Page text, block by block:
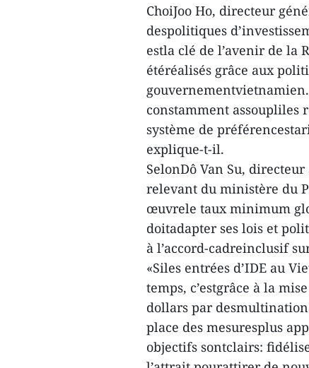
ChoiJoo Ho, directeur
despolitiques
estla clé de l’avenir de la
étéréalisés grâce aux
constamment assoupliles
système de
explique-t-il.
SelonDô Van Su,
relevant du ministère du
œuvrele taux minimum
doitadapter ses lois et
à l’accord-cadreinclusif
«Siles entrées d’IDE au
temps, c’estgrâce à la
dollars par
place des mesuresplus
objectifs sontclairs: